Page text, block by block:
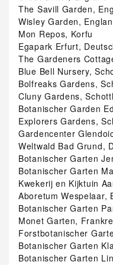
The Savill Garden,
Wisley Garden,
Mon Repos, Korfu
Egapark Erfurt,
The Gardeners
Blue Bell Nursery,
Bolfreaks Gardens,
Cluny Gardens,
Botanischer Garden
Explorers Gardens,
Gardencenter
Weltwald Bad Grund,
Botanischer Garten
Botanischer Garten
Kwekerij en Kijktuin
Aboretum Wespelaar,
Botanischer Garten
Monet Garten,
Forstbotanischer
Botanischer Garten
Botanischer Garten